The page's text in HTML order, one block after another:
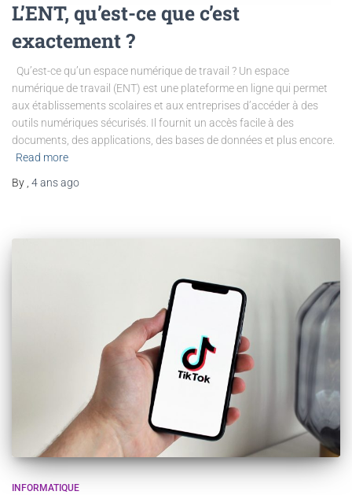
L’ENT, qu’est-ce que c’est
exactement ?
Qu’est-ce qu’un espace numérique de travail ? Un espace
numérique de travail (ENT) est une plateforme en ligne qui permet
aux établissements scolaires et aux entreprises d’accéder à des
outils numériques sécurisés. Il fournit un accès facile à des
documents, des applications, des bases de données et plus encore.
Read more
By 4 ansago
INFORMATIQUE